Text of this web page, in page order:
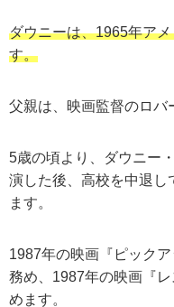
ダウニーは、1965年ア
す。
父親は、映画監督のロバ
5歳の頃より、ダウニー
演した後、高校を中退し
ます。
1987年の映画『ピック
務め、1987年の映画『
めます。